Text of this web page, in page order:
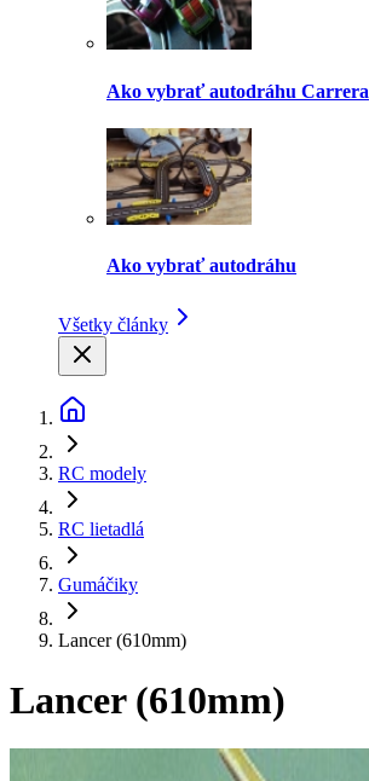
Ako vybrať autodráhu Carrera
Ako vybrať autodráhu
Všetky články
RC modely
RC lietadlá
Gumáčiky
Lancer (610mm)
Lancer (610mm)